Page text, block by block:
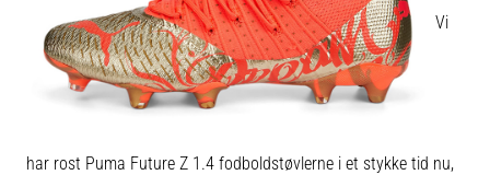
Vi
har rost Puma Future Z 1.4 fodboldstøvlerne i et stykke tid nu,